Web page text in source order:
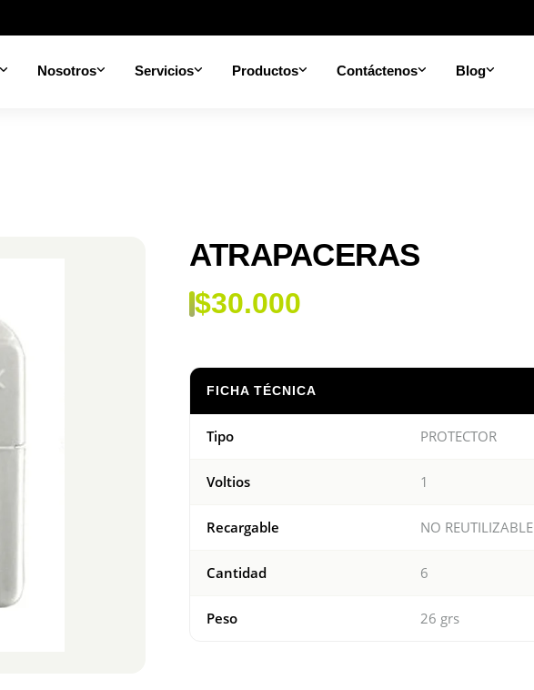
Nosotros Servicios Productos Contáctenos Blog
ATRAPACERAS
$30.000
FICHA TÉCNICA
Tipo PROTECTOR
Voltios 1
Recargable NO REUTILIZABLE
Cantidad 6
Peso 26 grs